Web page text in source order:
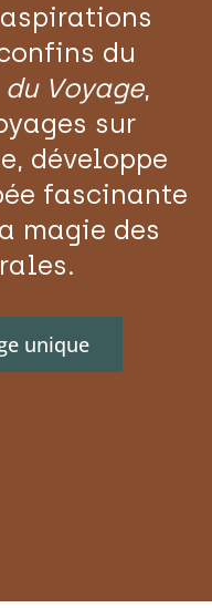
du
du Voyage,
sur
développe
fascinante
magie des
unique